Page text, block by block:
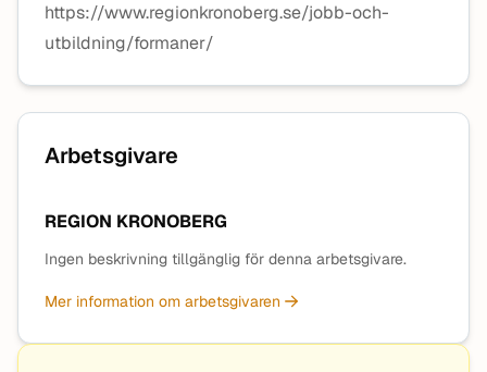
https://www.regionkronoberg.se/jobb-och-
utbildning/formaner/
Arbetsgivare
REGION KRONOBERG
Ingen beskrivning tillgänglig för denna arbetsgivare.
Mer information om arbetsgivaren